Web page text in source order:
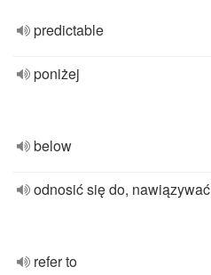
predictable
poniżej
below
odnosić się do, nawiązywać
refer to